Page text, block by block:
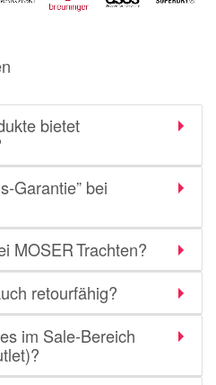
bietet
bei
MOSER Trachten?
retourfähig?
im Sale‑Bereich